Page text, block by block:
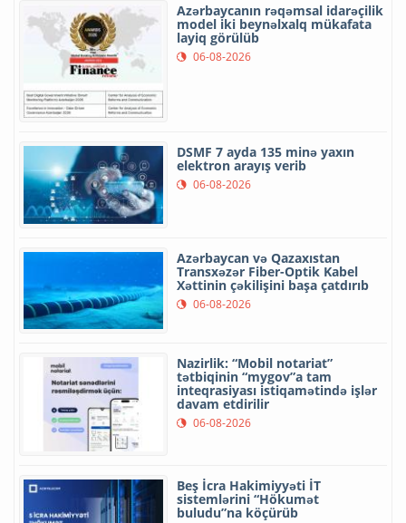
Azərbaycanın rəqəmsal idarəçilik
model iki beynəlxalq mükafata
layiq görülüb
06-08-2026
DSMF 7 ayda 135 minə yaxın
elektron arayış verib
06-08-2026
Azərbaycan və Qazaxıstan
Transxəzər Fiber-Optik Kabel
Xəttinin çəkilişini başa çatdırıb
06-08-2026
Nazirlik: “Mobil notariat”
tətbiqinin “mygov”a tam
inteqrasiyası istiqamətində işlər
davam etdirilir
06-08-2026
Beş İcra Hakimiyyəti İT
sistemlərini “Hökumət
buludu”na köçürüb